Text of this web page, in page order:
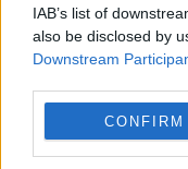
IAB’s list of
also be disclosed by
Downstream
CONFIRM
de urgență
menținerea